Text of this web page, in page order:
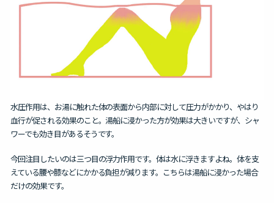
水圧作用は、お湯に触れた体の表面から内部に対して圧力がかかり、やはり
血行が促される効果のこと。湯船に浸かった方が効果は大きいですが、シャ
ワーでも効き目があるそうです。
今回注目したいのは三つ目の浮力作用です。体は水に浮きますよね。体を支
えている腰や膝などにかかる負担が減ります。こちらは湯船に浸かった場合
だけの効果です。